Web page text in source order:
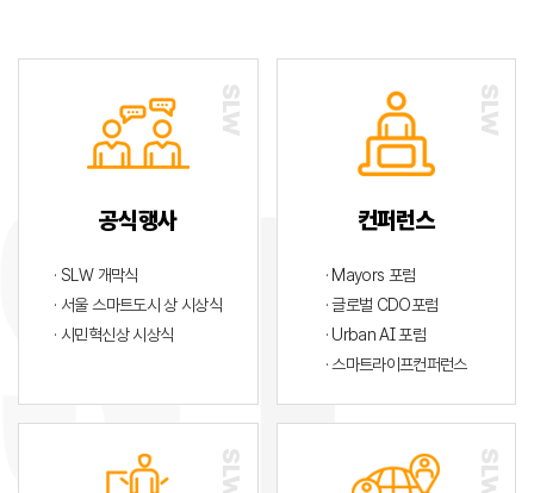
공식행사
· SLW 개막식
· 서울 스마트도시 상 시상식
· 시민혁신상 시상식
컨퍼런스
· Mayors 포럼
· 글로벌 CDO포럼
· Urban AI 포럼
· 스마트라이프컨퍼런스